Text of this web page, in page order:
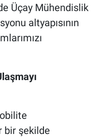
Üçay Mühendislik
altyapısının
bir şekilde